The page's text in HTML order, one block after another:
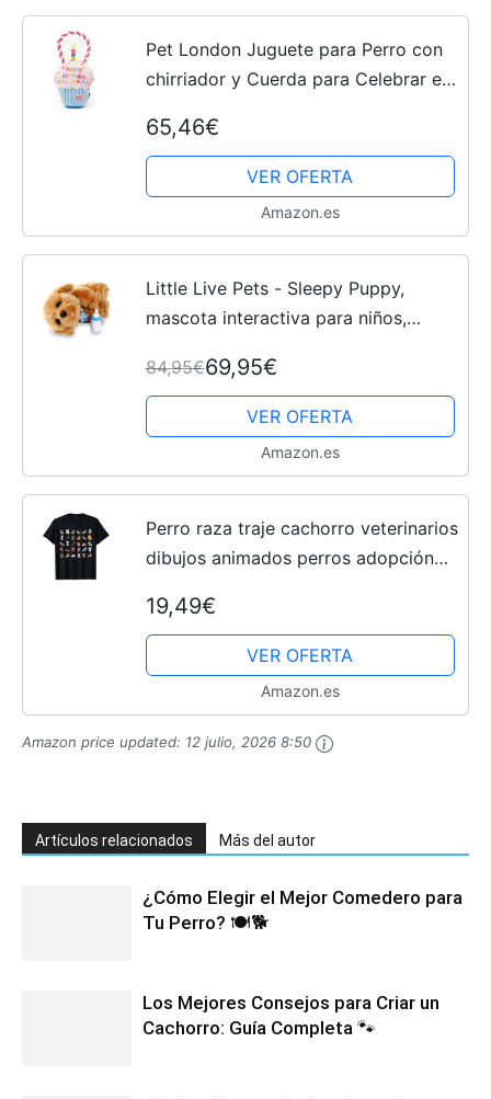
Pet London Juguete para Perro con
chirriador y Cuerda para Celebrar el
adopción
65,46€
VER OFERTA
Amazon.es
Little Live Pets - Sleepy Puppy,
mascota interactiva para niños,
peluche que duerme, es blandito y
tiene sonido, a...
84,95€69,95€
VER OFERTA
Amazon.es
Perro raza traje cachorro veterinarios
dibujos animados perros adopción
19,49€
VER OFERTA
Amazon.es
Amazon price updated: 12 julio, 2026 8:50
Artículos relacionados Más del autor
¿Cómo Elegir el Mejor Comedero para
Tu Perro? 🍽️🐕
Los Mejores Consejos para Criar un
Cachorro: Guía Completa 🐾